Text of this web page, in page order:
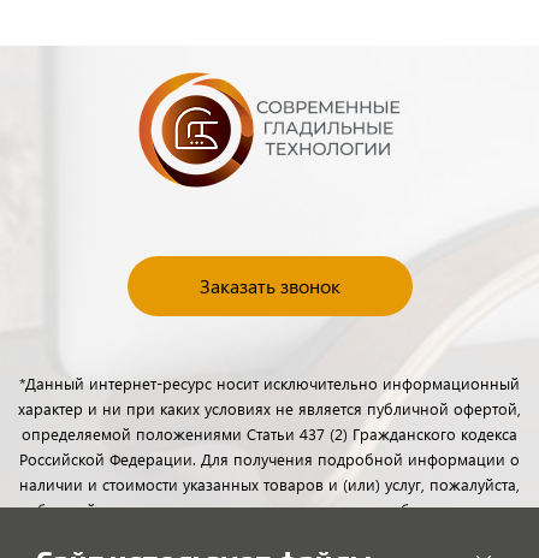
Заказать звонок
*Данный интернет-ресурс носит исключительно информационный
характер и ни при каких условиях не является публичной офертой,
определяемой положениями Статьи 437 (2) Гражданского кодекса
Российской Федерации. Для получения подробной информации о
наличии и стоимости указанных товаров и (или) услуг, пожалуйста,
обращайтесь к менеджерам отдела клиентского обслуживания с